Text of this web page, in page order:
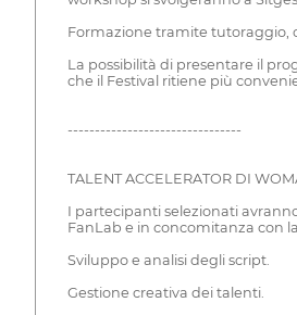
Formazione tramite tutoraggio,
La possibilità di presentare il
che il Festival ritiene più
--------------------------------
TALENT ACCELERATOR DI
I partecipanti selezionati
FanLab e in concomitanza con
Sviluppo e analisi degli script.
Gestione creativa dei talenti.